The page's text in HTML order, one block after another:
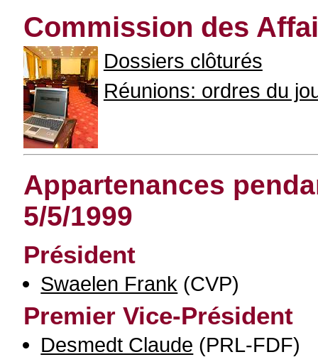
Commission des
Dossiers clôturés
Réunions: ordres du
Appartenances
5/5/1999
Président
Swaelen Frank (CVP)
Premier Vice-Président
Desmedt Claude (PRL-FDF)